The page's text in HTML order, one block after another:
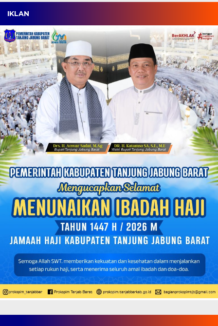
IKLAN